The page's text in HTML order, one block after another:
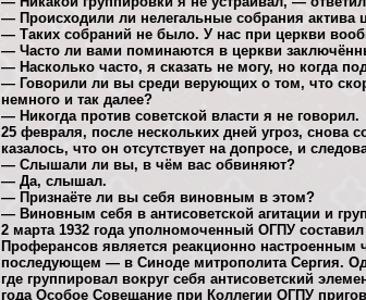
— Происходили ли нелегальные собрания актива
— Таких собраний не было. У нас при церкви
— Часто ли вами поминаются в церкви
— Насколько часто, я сказать не могу, но когда
— Говорили ли вы среди верующих о том, что
немного и так далее?
— Никогда против советской власти я не говорил.
25 февраля, после нескольких дней угроз, снова
казалось, что он отсутствует на допросе, и
— Слышали ли вы, в чём вас обвиняют?
— Да, слышал.
— Признаёте ли вы себя виновным в этом?
— Виновным себя в антисоветской агитации и
2 марта 1932 года уполномоченный ОГПУ
Проферансов является реакционно настроенным
последующем — в Синоде митрополита Сергия.
где группировал вокруг себя антисоветский
года Особое Совещание при Коллегии ОГПУ